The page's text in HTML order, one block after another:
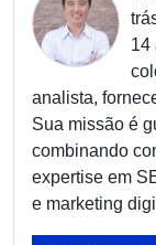
14
analista,
Sua missão é
combinando
expertise em
e marketing